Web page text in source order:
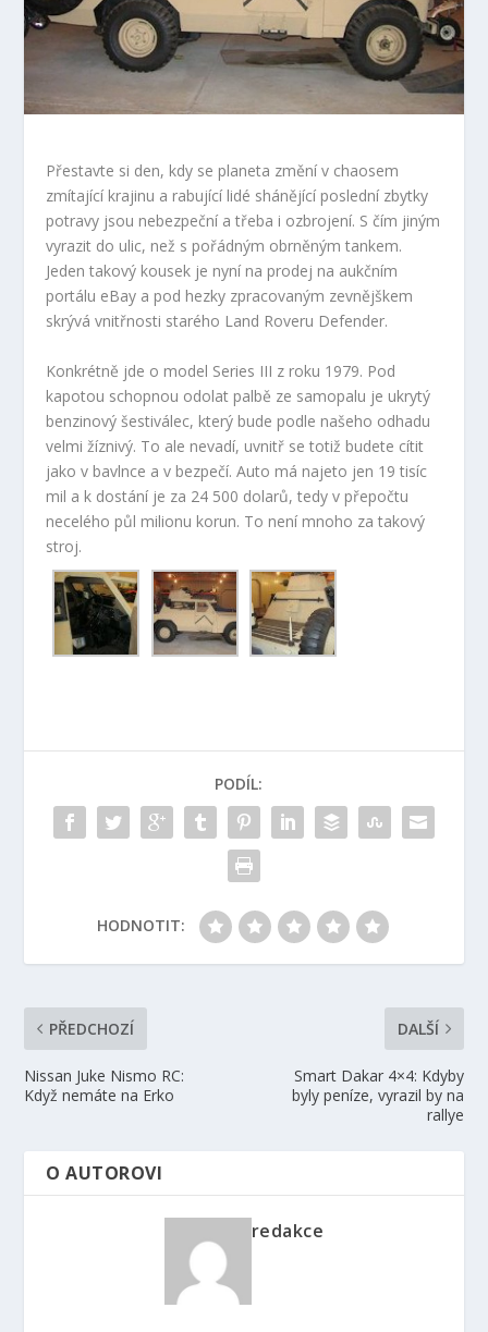
Přestavte si den, kdy se planeta změní v chaosem
zmítající krajinu a rabující lidé shánějící poslední zbytky
potravy jsou nebezpeční a třeba i ozbrojení. S čím jiným
vyrazit do ulic, než s pořádným obrněným tankem.
Jeden takový kousek je nyní na prodej na aukčním
portálu eBay a pod hezky zpracovaným zevnějškem
skrývá vnitřnosti starého Land Roveru Defender.
Konkrétně jde o model Series III z roku 1979. Pod
kapotou schopnou odolat palbě ze samopalu je ukrytý
benzinový šestiválec, který bude podle našeho odhadu
velmi žíznivý. To ale nevadí, uvnitř se totiž budete cítit
jako v bavlnce a v bezpečí. Auto má najeto jen 19 tisíc
mil a k dostání je za 24 500 dolarů, tedy v přepočtu
necelého půl milionu korun. To není mnoho za takový
stroj.
PODÍL:
HODNOTIT:
PŘEDCHOZÍ
Nissan Juke Nismo RC:
Když nemáte na Erko
DALŠÍ
Smart Dakar 4×4: Kdyby
byly peníze, vyrazil by na
rallye
O AUTOROVI
redakce